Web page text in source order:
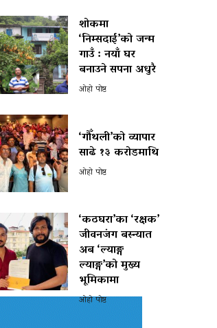
शोकमा
‘निम्सदाई’को जन्म
गाउँ : नयाँ घर
बनाउने सपना अधुरै
ओहो पोष्ट
‘गौँथली’को व्यापार
साढे १३ करोडमाथि
ओहो पोष्ट
‘कठघरा’का ‘रक्षक’
जीवनजंग बस्न्यात
अब ‘ल्याङ्ग
ल्याङ्ग’को मुख्य
भूमिकामा
ओहो पोष्ट